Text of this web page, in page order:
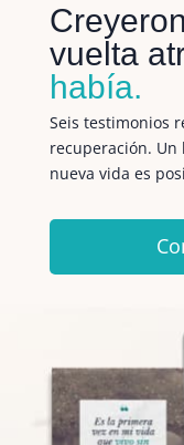
vuelta
había.
Seis testimonios
recuperación.
nueva vida es